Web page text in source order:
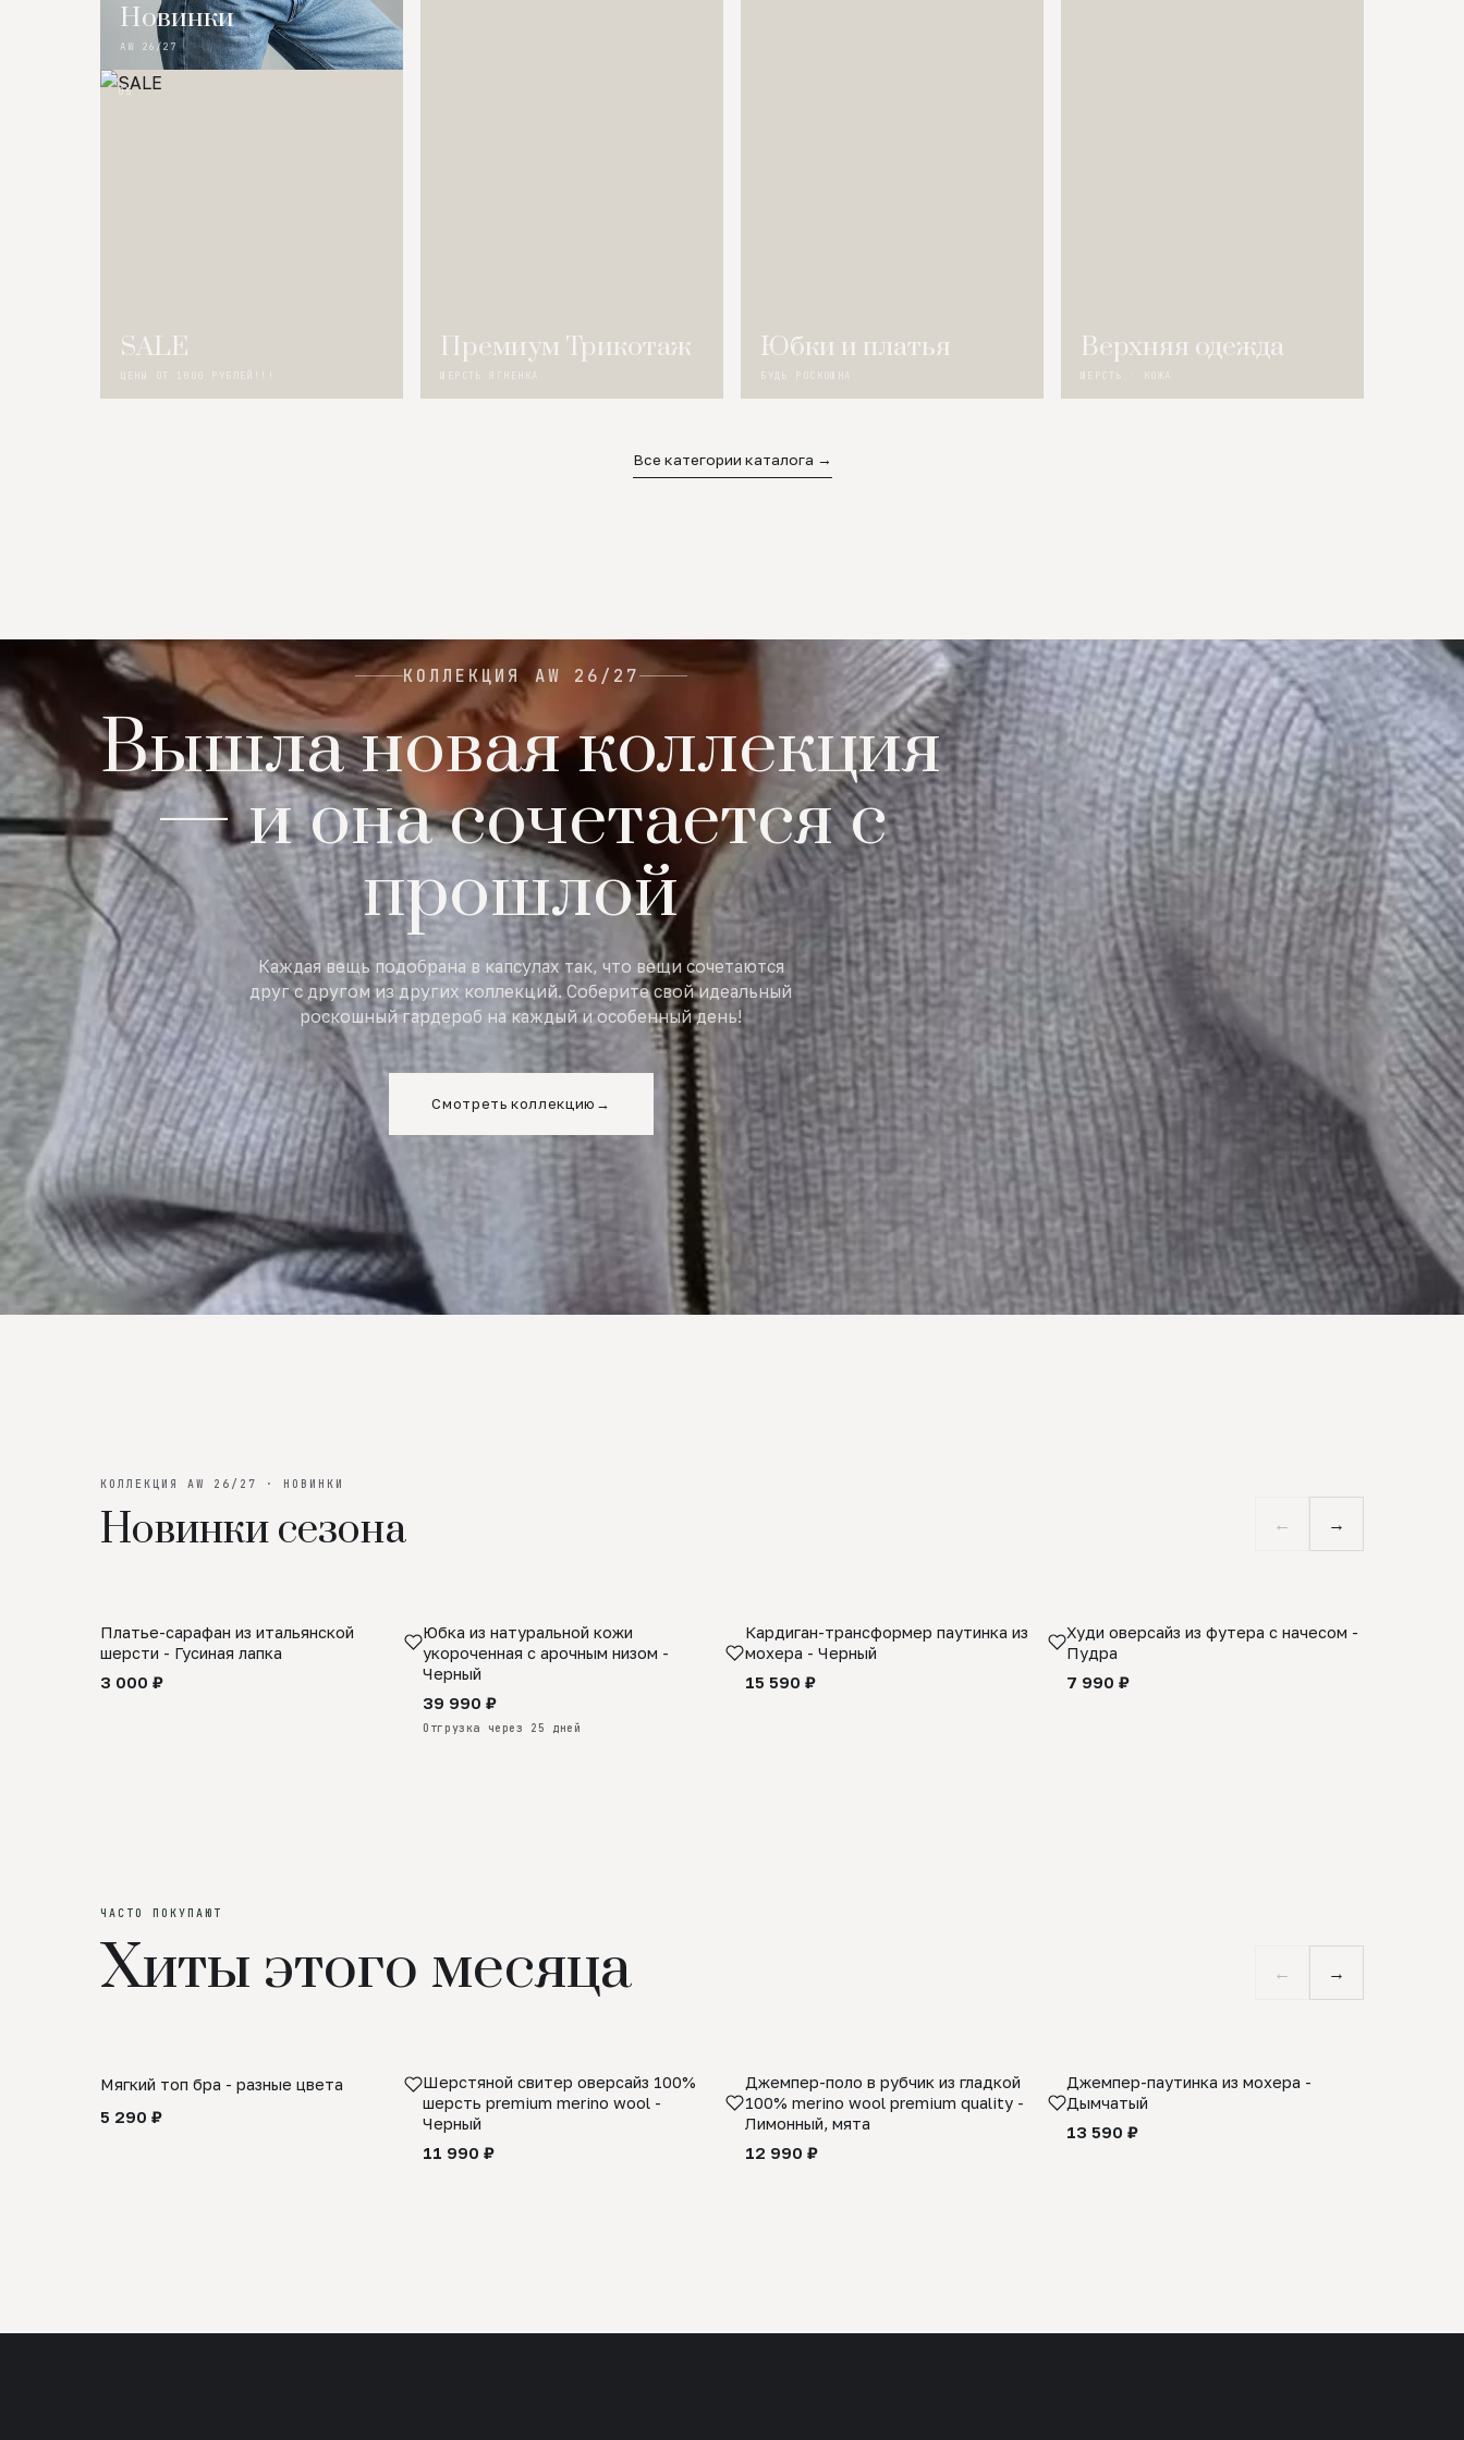
Новинки
AW 26/27
05
SALE
ЦЕНЫ ОТ 1000 РУБЛЕЙ!!!
Премиум Трикотаж
ШЕРСТЬ ЯГНЕНКА
Юбки и платья
БУДЬ РОСКОШНА
Верхняя одежда
ШЕРСТЬ · КОЖА
Все категории каталога →
КОЛЛЕКЦИЯ AW 26/27
Вышла новая коллекция
— и она сочетается с
прошлой
Каждая вещь подобрана в капсулах так, что вещи сочетаются
друг с другом из других коллекций. Соберите свой идеальный
роскошный гардероб на каждый и особенный день!
Смотреть коллекцию →
КОЛЛЕКЦИЯ AW 26/27 · НОВИНКИ
Новинки сезона ← →
SALE
Платье-сарафан из итальянской
шерсти - Гусиная лапка
3 000 ₽
ПРЕДЗАКАЗ
Юбка из натуральной кожи
укороченная с арочным низом -
Черный
39 990 ₽
Отгрузка через 25 дней
Кардиган-трансформер паутинка из
мохера - Черный
15 590 ₽
Худи оверсайз из футера с начесом -
Пудра
7 990 ₽
ЧАСТО ПОКУПАЮТ
Хиты этого месяца ← →
Мягкий топ бра - разные цвета
5 290 ₽
Шерстяной свитер оверсайз 100%
шерсть premium merino wool -
Черный
11 990 ₽
Джемпер-поло в рубчик из гладкой
100% merino wool premium quality -
Лимонный, мята
12 990 ₽
Джемпер-паутинка из мохера -
Дымчатый
13 590 ₽